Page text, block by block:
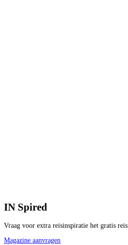
IN Spired
Vraag voor extra reisinspiratie het gratis
Magazine aanvragen